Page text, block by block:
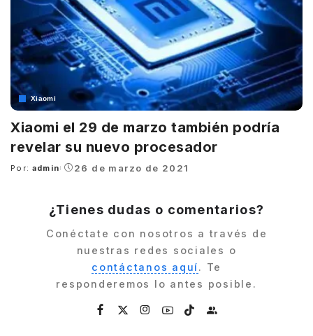
Xiaomi
Xiaomi el 29 de marzo también podría
revelar su nuevo procesador
Posted
Por: admin 26 de marzo de 2021
¿Tienes dudas o comentarios?
Conéctate con nosotros a través de
nuestras redes sociales o
contáctanos aquí. Te
responderemos lo antes posible.